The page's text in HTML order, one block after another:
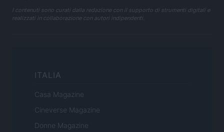
I contenuti sono curati dalla redazione con il supporto di strumenti digitali e
realizzati in collaborazione con autori indipendenti.
ITALIA
Casa Magazine
Cineverse Magazine
Donne Magazine